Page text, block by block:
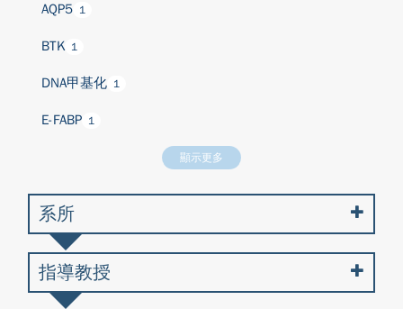
AQP5 1
BTK 1
DNA甲基化 1
E-FABP 1
顯示更多
系所
指導教授